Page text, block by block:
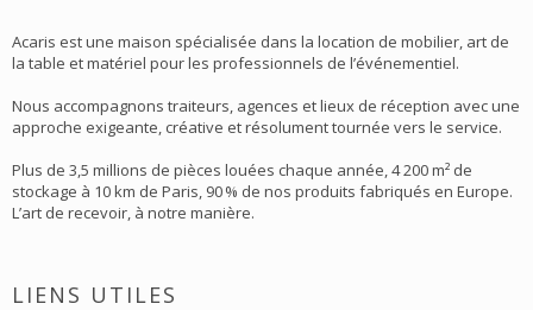
Acaris est une maison spécialisée dans la location de mobilier, art de
la table et matériel pour les professionnels de l’événementiel.
Nous accompagnons traiteurs, agences et lieux de réception avec une
approche exigeante, créative et résolument tournée vers le service.
Plus de 3,5 millions de pièces louées chaque année, 4 200 m² de
stockage à 10 km de Paris, 90 % de nos produits fabriqués en Europe.
L’art de recevoir, à notre manière.
LIENS UTILES